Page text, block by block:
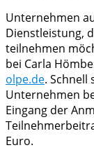
Unternehmen
Dienstleistung,
teilnehmen
bei Carla
olpe.de. Schnell
Unternehmen
Eingang der
Euro.